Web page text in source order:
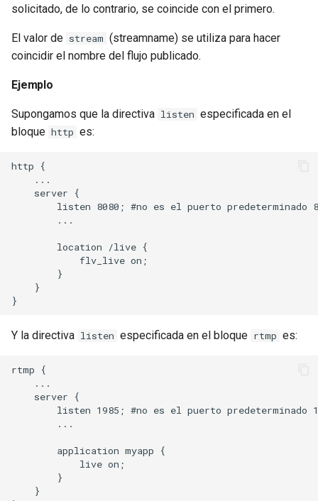
test
timer
tsort
upload
upstream
websocket-proxy
websocket
solicitado, de lo contrario, se coincide con el primero.
El valor de stream (streamname) se utiliza para hacer
coincidir el nombre del flujo publicado.
Ejemplo
Supongamos que la directiva listen especificada en el
bloque http es:
http {
    ...
    server {
listen 8080; #no es el puerto predeterminado
        ...
        location /live {
            flv_live on;
        }
    }
Y la directiva listen especificada en el bloque rtmp es:
rtmp {
    ...
    server {
listen 1985; #no es el puerto predeterminado
        ...
        application myapp {
            live on;
        }
    }